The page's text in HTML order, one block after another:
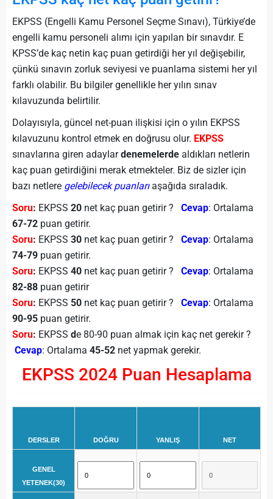
EKPSS (Engelli Kamu Personel Seçme Sınavı), Türkiye’de
engelli kamu personeli alımı için yapılan bir sınavdır. E
KPSS’de kaç netin kaç puan getirdiği her yıl değişebilir,
çünkü sınavın zorluk seviyesi ve puanlama sistemi her yıl
farklı olabilir. Bu bilgiler genellikle her yılın sınav
kılavuzunda belirtilir.
Dolayısıyla, güncel net-puan ilişkisi için o yılın EKPSS
kılavuzunu kontrol etmek en doğrusu olur. EKPSS
sınavlarına giren adaylardenemelerde aldıkları netlerin
kaç puan getirdiğini merak etmekteler. Biz de sizler için
bazı netlere gelebilecek puanlarıaşağıda sıraladık.
Soru: EKPSS 20 net kaç puan getirir ? Cevap: Ortalama
67-72 puan getirir.
Soru: EKPSS 30 net kaç puan getirir ? Cevap: Ortalama
74-79 puan getirir.
Soru: EKPSS 40 net kaç puan getirir ? Cevap: Ortalama
82-88 puan getirir
Soru: EKPSS 50 net kaç puan getirir ? Cevap: Ortalama
90-95 puan getirir.
Soru: EKPSS de 80-90 puan almak için kaç net gerekir ?
Cevap: Ortalama 45-52 net yapmak gerekir.
EKPSS 2024 Puan Hesaplama
DERSLER DOĞRU YANLIŞ NET
GENEL
YETENEK(30)